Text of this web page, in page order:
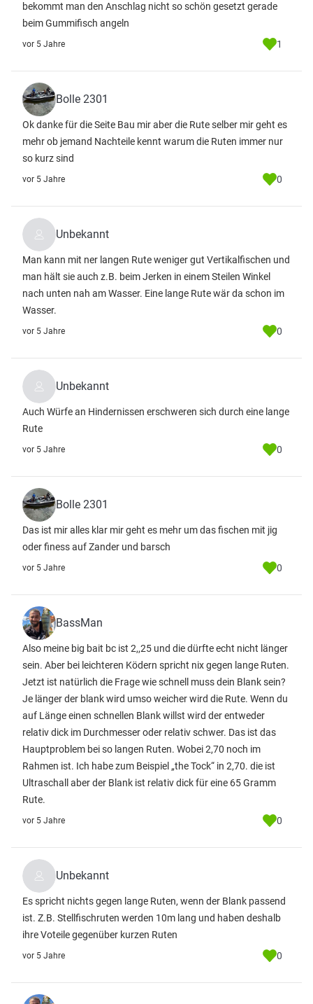
bekommt man den Anschlag nicht so schön gesetzt gerade
beim Gummifisch angeln
vor 5 Jahre 1
Bolle 2301
Ok danke für die Seite Bau mir aber die Rute selber mir geht es
mehr ob jemand Nachteile kennt warum die Ruten immer nur
so kurz sind
vor 5 Jahre 0
Unbekannt
Man kann mit ner langen Rute weniger gut Vertikalfischen und
man hält sie auch z.B. beim Jerken in einem Steilen Winkel
nach unten nah am Wasser. Eine lange Rute wär da schon im
Wasser.
vor 5 Jahre 0
Unbekannt
Auch Würfe an Hindernissen erschweren sich durch eine lange
Rute
vor 5 Jahre 0
Bolle 2301
Das ist mir alles klar mir geht es mehr um das fischen mit jig
oder finess auf Zander und barsch
vor 5 Jahre 0
BassMan
Also meine big bait bc ist 2,,25 und die dürfte echt nicht länger
sein. Aber bei leichteren Ködern spricht nix gegen lange Ruten.
Jetzt ist natürlich die Frage wie schnell muss dein Blank sein?
Je länger der blank wird umso weicher wird die Rute. Wenn du
auf Länge einen schnellen Blank willst wird der entweder
relativ dick im Durchmesser oder relativ schwer. Das ist das
Hauptproblem bei so langen Ruten. Wobei 2,70 noch im
Rahmen ist. Ich habe zum Beispiel „the Tock“ in 2,70. die ist
Ultraschall aber der Blank ist relativ dick für eine 65 Gramm
Rute.
vor 5 Jahre 0
Unbekannt
Es spricht nichts gegen lange Ruten, wenn der Blank passend
ist. Z.B. Stellfischruten werden 10m lang und haben deshalb
ihre Voteile gegenüber kurzen Ruten
vor 5 Jahre 0